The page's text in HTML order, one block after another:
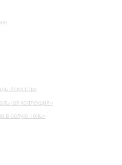
Искусств»
коллекция»
в белую ночь»